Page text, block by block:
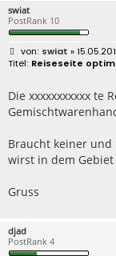
swiat
PostRank 10
B
e
r
a
g
swiat »
Reiseseite
Die xxxxxxxxxxx te
Braucht keiner und
wirst in dem
Gruss
djad
PostRank 4